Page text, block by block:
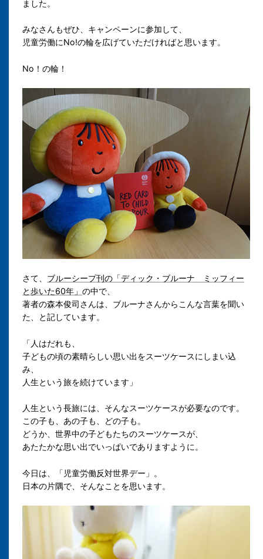
ました。
みなさんもぜひ、キャンペーンに参加して、
児童労働にNo!の輪を広げていただければと思います。
No！の輪！
さて、 ブルーシープ刊の「ディック・ブルーナ ミッフィー
と歩いた60年」 の中で、
著者の森本俊司さんは、ブルーナさんからこんな言葉を聞い
た、と記しています。
「人はだれも、
子どもの頃の素晴らしい思い出をスーツケースにしまい込
み、
人生という旅を続けています」
人生という長旅には、そんなスーツケースが必要なのです。
この子も、あの子も、どの子も。
どうか、 世界中の子どもたちのスーツケースが、
あたたかな思い出でいっぱいでありますように。
今日は、
「児童労働反対世界デー」。
日本の片隅で、そんなことを思います。